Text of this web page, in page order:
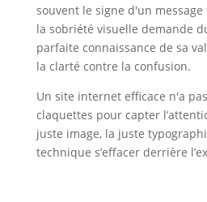
souvent le signe d'un
la sobriété visuelle demande
parfaite connaissance de sa
la clarté contre la confusion.
Un site internet efficace n'a
claquettes pour capter
juste image, la juste
technique s’effacer derrière